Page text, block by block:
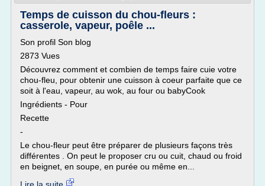
Temps de cuisson du chou-fleurs :
casserole, vapeur, poêle ...
Son profil Son blog
2873 Vues
Découvrez comment et combien de temps faire cuie votre
chou-fleu, pour obtenir une cuisson à coeur parfaite que ce
soit à l'eau, vapeur, au wok, au four ou babyCook
Ingrédients - Pour
Recette
-
Le chou-fleur peut être préparer de plusieurs façons très
différentes . On peut le proposer cru ou cuit, chaud ou froid
en beignet, en soupe, en purée ou même en...